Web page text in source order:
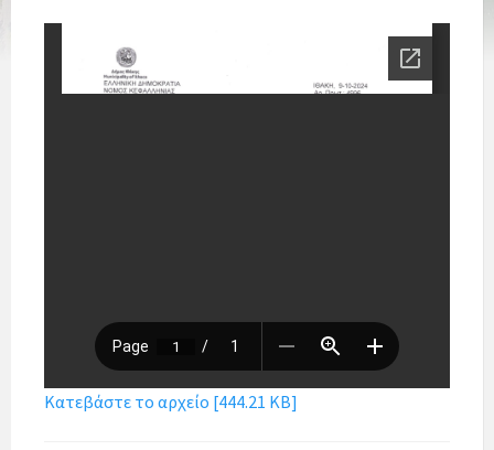
Κατεβάστε το αρχείο [444.21 KB]